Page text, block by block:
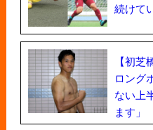
続けて
【初
ロング
ない上
ます」